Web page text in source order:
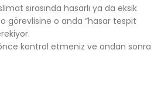
sırasında hasarlı ya da eksik
görevlisine o anda “hasar tespit
kontrol etmeniz ve ondan sonra